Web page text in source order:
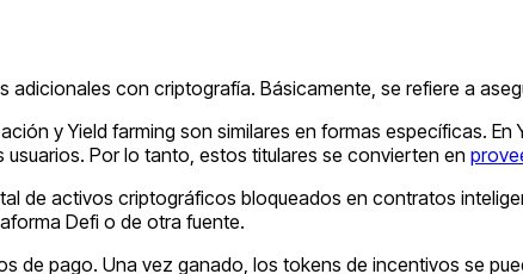
adicionales con criptografía. Básicamente, se refiere a
y Yield farming son similares en formas específicas.
Por lo tanto, estos titulares se convierten en
de activos criptográficos bloqueados en contratos
Defi o de otra fuente.
de pago. Una vez ganado, los tokens de incentivos se